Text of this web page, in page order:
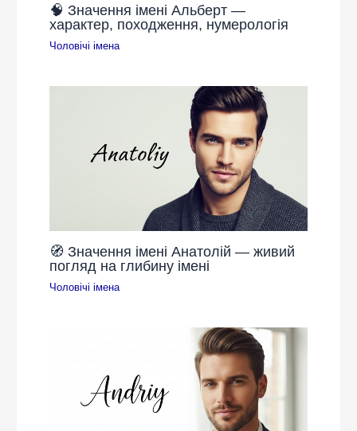
🧠 Значення імені Альберт —
характер, походження, нумерологія
Чоловічі імена
🧭 Значення імені Анатолій — живий
погляд на глибину імені
Чоловічі імена